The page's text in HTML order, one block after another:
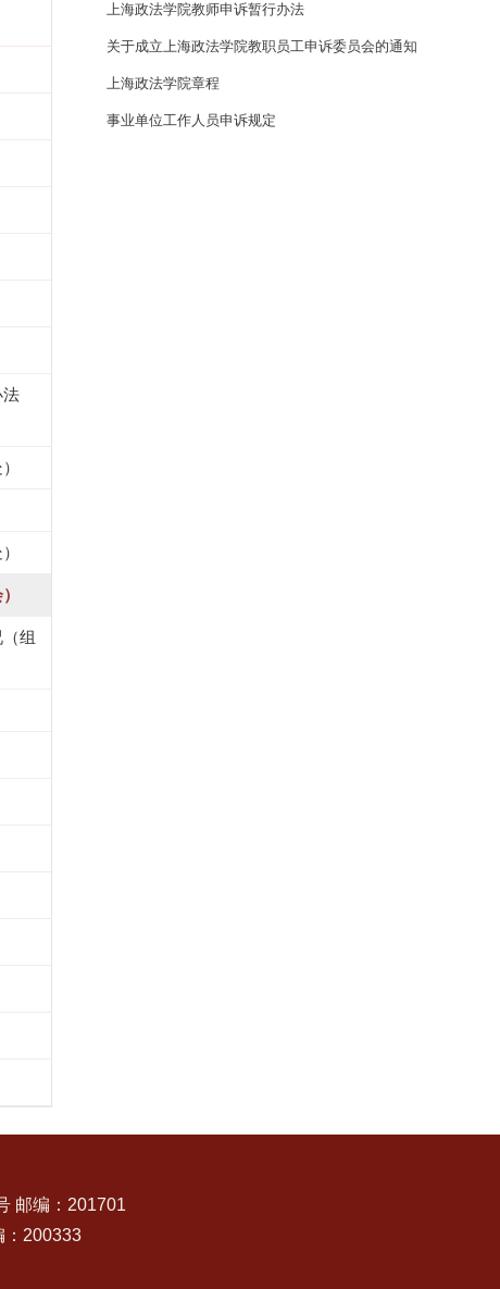
法
组
上海政法学院教师申诉暂行办法
关于成立上海政法学院教职员工申诉委员会的通知
上海政法学院章程
事业单位工作人员申诉规定
邮编：201701
：200333